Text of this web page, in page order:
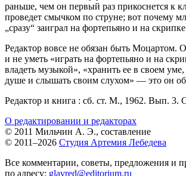
раньше, чем он первый раз прикоснется к
проведет смычком по струне; вот почему
„сразу“ заиграл на фортепьяно и на
Редактор вовсе не обязан быть Моцартом.
и не уметь «играть на фортепьяно и на
владеть музыкой», «хранить ее в своем
душе и слышать своим слухом» — это он
Редактор и книга : сб. ст. М., 1962. Вып. 3.
О редактировании и редакторах
© 2011 Мильчин А. Э., составление
© 2011–2026 Студия Артемия Лебедева
Все комментарии, советы, предложения и
по адресу: glavred@editorium.ru